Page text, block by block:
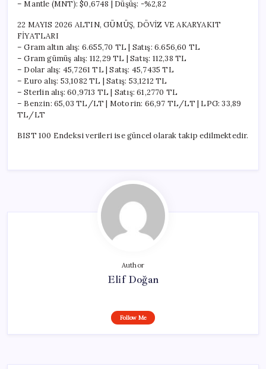
– Mantle (MNT): $0,6748 | Düşüş: -%2,82
22 MAYIS 2026 ALTIN, GÜMÜŞ, DÖVİZ VE AKARYAKIT
FİYATLARI
– Gram altın alış: 6.655,70 TL | Satış: 6.656,60 TL
– Gram gümüş alış: 112,29 TL | Satış: 112,38 TL
– Dolar alış: 45,7261 TL | Satış: 45,7435 TL
– Euro alış: 53,1082 TL | Satış: 53,1212 TL
– Sterlin alış: 60,9713 TL | Satış: 61,2770 TL
– Benzin: 65,03 TL/LT | Motorin: 66,97 TL/LT | LPG: 33,89
TL/LT
BIST 100 Endeksi verileri ise güncel olarak takip edilmektedir.
Author
Elif Doğan
Follow Me